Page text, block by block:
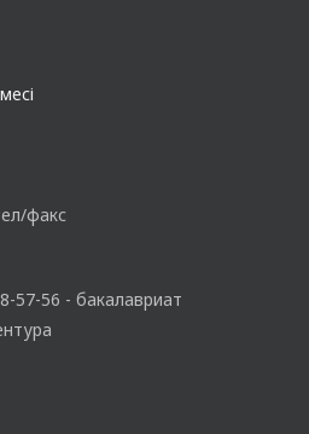
факс
57-56 - бакалавриат